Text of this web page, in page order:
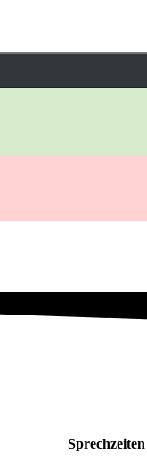
Sprechzeiten